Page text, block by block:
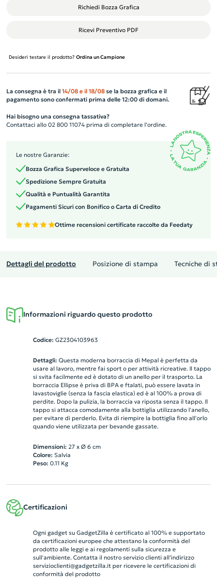
Richiedi Bozza Grafica
Ricevi Preventivo PDF
Desideri testare il prodotto? Ordina un Campione
La consegna è tra il 14/08 e il 18/08se la bozza grafica e il
pagamento sono confermati prima delle 12:00 di domani.
Hai bisogno una consegna tassativa?
Contattaci allo 02 800 11074 prima di completare l’ordine.
Le nostre Garanzie:
Bozza Grafica Superveloce e Gratuita
Spedizione Sempre Gratuita
Qualità e Puntualità Garantita
Pagamenti Sicuri con Bonifico o Carta di Credito
Ottime recensioni certificate raccolte da Feedaty
Dettagli del prodotto Posizione di stampa Tecniche di
Informazioni riguardo questo prodotto
Codice: GZ2304103963
Dettagli: Questa moderna borraccia di Mepal è perfetta da
usare al lavoro, mentre fai sport o per attività ricreative. Il tappo
si svita facilmente ed è dotato di un anello per il trasporto. La
borraccia Ellipse è priva di BPA e ftalati, può essere lavata in
lavastoviglie (senza la fascia elastica) ed è al 100% a prova di
perdite. Dopo la pulizia, la borraccia va riposta senza il tappo. Il
tappo si attacca comodamente alla bottiglia utilizzando l'anello,
per evitare di perderlo. Evita di riempire la bottiglia fino all'orlo
quando viene utilizzata per bevande gassate.
Dimensioni: 27 x Ø 6 cm
Colore: Salvia
Peso: 0.11 Kg
Certificazioni
Ogni gadget su GadgetZilla è certificato al 100% e supportato
da certificazioni europee che attestano la conformità del
prodotto alle leggi e ai regolamenti sulla sicurezza e
sull'ambiente. Contatta il nostro servizio clienti all’indirizzo
servizioclienti@gadgetzilla.itper ricevere le certificazioni di
conformità del prodotto